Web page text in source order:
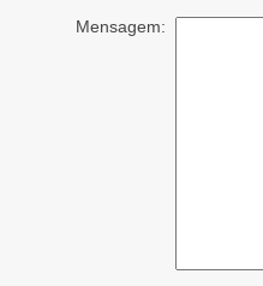
Mensagem: